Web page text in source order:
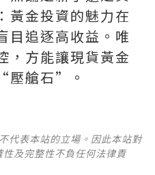
黃金投資的魅力在
目追逐高收益。唯
，方能讓現貨黃金
壓艙石”。
代表本站的立場。因此本站對
及完整性不負任何法律責